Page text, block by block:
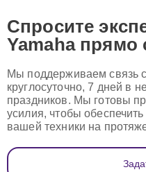
Спросите
Yamaha прямо
Мы поддерживаем связь
круглосуточно, 7 дней в
праздников. Мы готовы
усилия, чтобы
вашей техники на